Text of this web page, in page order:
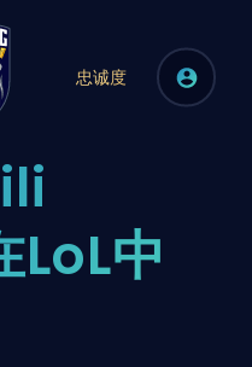
忠诚度
中